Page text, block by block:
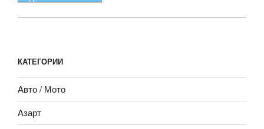
КАТЕГОРИИ
Авто / Мото
Азарт